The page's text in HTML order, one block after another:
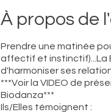
À propos de
Prendre une matinée
affectif et instinctif)...La
d'harmoniser ses
***Voir la VIDEO de
Biodanza***
Ils/Elles témoignent :